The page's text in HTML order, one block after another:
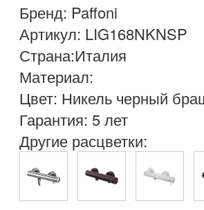
Бренд: Paffoni
Артикул: LIG168NKNSP
Страна:Италия
Материал:
Цвет: Никель черный
Гарантия: 5 лет
Другие расцветки: